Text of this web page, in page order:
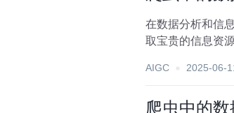
在数据分析和信
取宝贵的信息资
AIGC 2025-06-
爬虫中的